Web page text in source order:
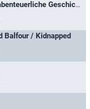
Der eiserne Weg – Die abenteuerliche Geschichte des Veit Kolb
Balfour / Kidnapped